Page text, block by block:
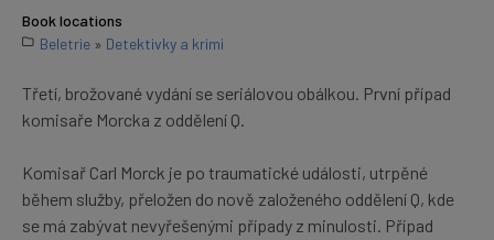
Book locations
Beletrie » Detektivky a krimi
Třetí, brožované vydání se seriálovou obálkou. První případ
komisaře Morcka z oddělení Q.
Komisař Carl Morck je po traumatické události, utrpěné
během služby, přeložen do nově založeného oddělení Q, kde
se má zabývat nevyřešenými případy z minulosti. Případ